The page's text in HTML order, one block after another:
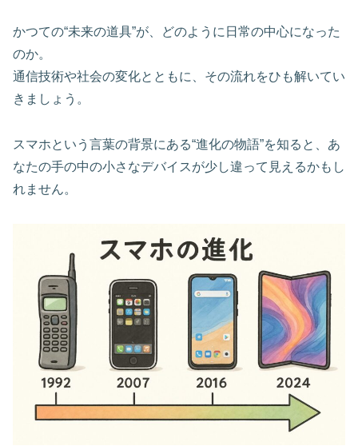
かつての“未来の道具”が、どのように日常の中心になった
のか。
通信技術や社会の変化とともに、その流れをひも解いてい
きましょう。
スマホという言葉の背景にある“進化の物語”を知ると、あ
なたの手の中の小さなデバイスが少し違って見えるかもし
れません。